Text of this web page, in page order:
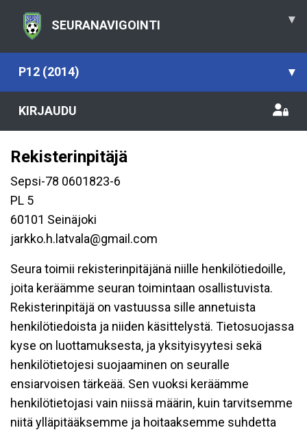
SEURANAVIGOINTI ▾
P12 (2014) ▾
KIRJAUDU
Rekisterinpitäjä
Sepsi-78 0601823-6
PL 5
60101 Seinäjoki
jarkko.h.latvala@gmail.com
Seura toimii rekisterinpitäjänä niille henkilötiedoille,
joita keräämme seuran toimintaan osallistuvista.
Rekisterinpitäjä on vastuussa sille annetuista
henkilötiedoista ja niiden käsittelystä. Tietosuojassa
kyse on luottamuksesta, ja yksityisyytesi sekä
henkilötietojesi suojaaminen on seuralle
ensiarvoisen tärkeää. Sen vuoksi keräämme
henkilötietojasi vain niissä määrin, kuin tarvitsemme
niitä ylläpitääksemme ja hoitaaksemme suhdetta